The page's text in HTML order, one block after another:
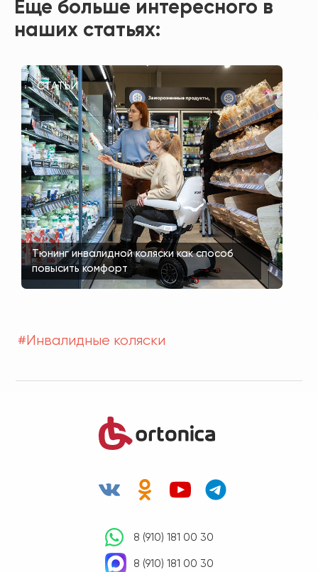
Еще больше интересного в
наших статьях:
СТАТЬИ
Тюнинг инвалидной коляски как способ
повысить комфорт
#Инвалидные коляски
8 (910) 181 00 30
8 (910) 181 00 30